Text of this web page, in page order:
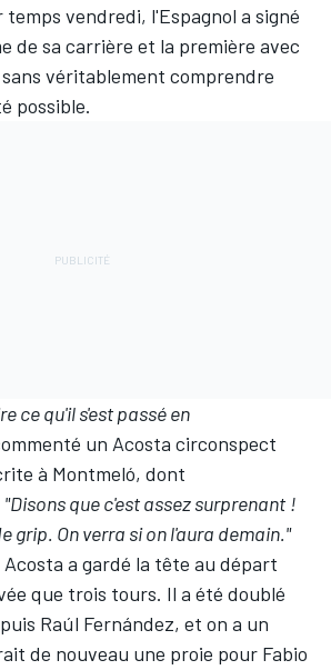
vendredi, l'Espagnol a signé
de sa carrière et la première avec
véritablement comprendre
possible.
ce qu'il s'est passé en
un Acosta circonspect
à Montmeló, dont
"Disons que c'est assez surprenant !
grip. On verra si on l'aura demain."
a gardé la tête au départ
que trois tours. Il a été doublé
puis Raúl Fernández, et on a un
de nouveau une proie pour Fabio